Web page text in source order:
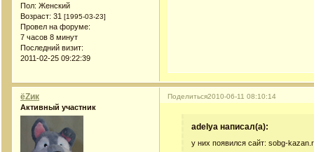
Пол: Женский
Возраст: 31 [1995-03-23]
Провел на форуме:
7 часов 8 минут
Последний визит:
2011-02-25 09:22:39
Поделиться2010-06-11 08:10:14
ёZик
Активный участник
adelya написал(а):
у них появился сайт: sobg-